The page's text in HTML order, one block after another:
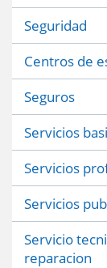
Seguridad
Centros de
Seguros
Servicios
Servicios
Servicios
Servicio
reparacion